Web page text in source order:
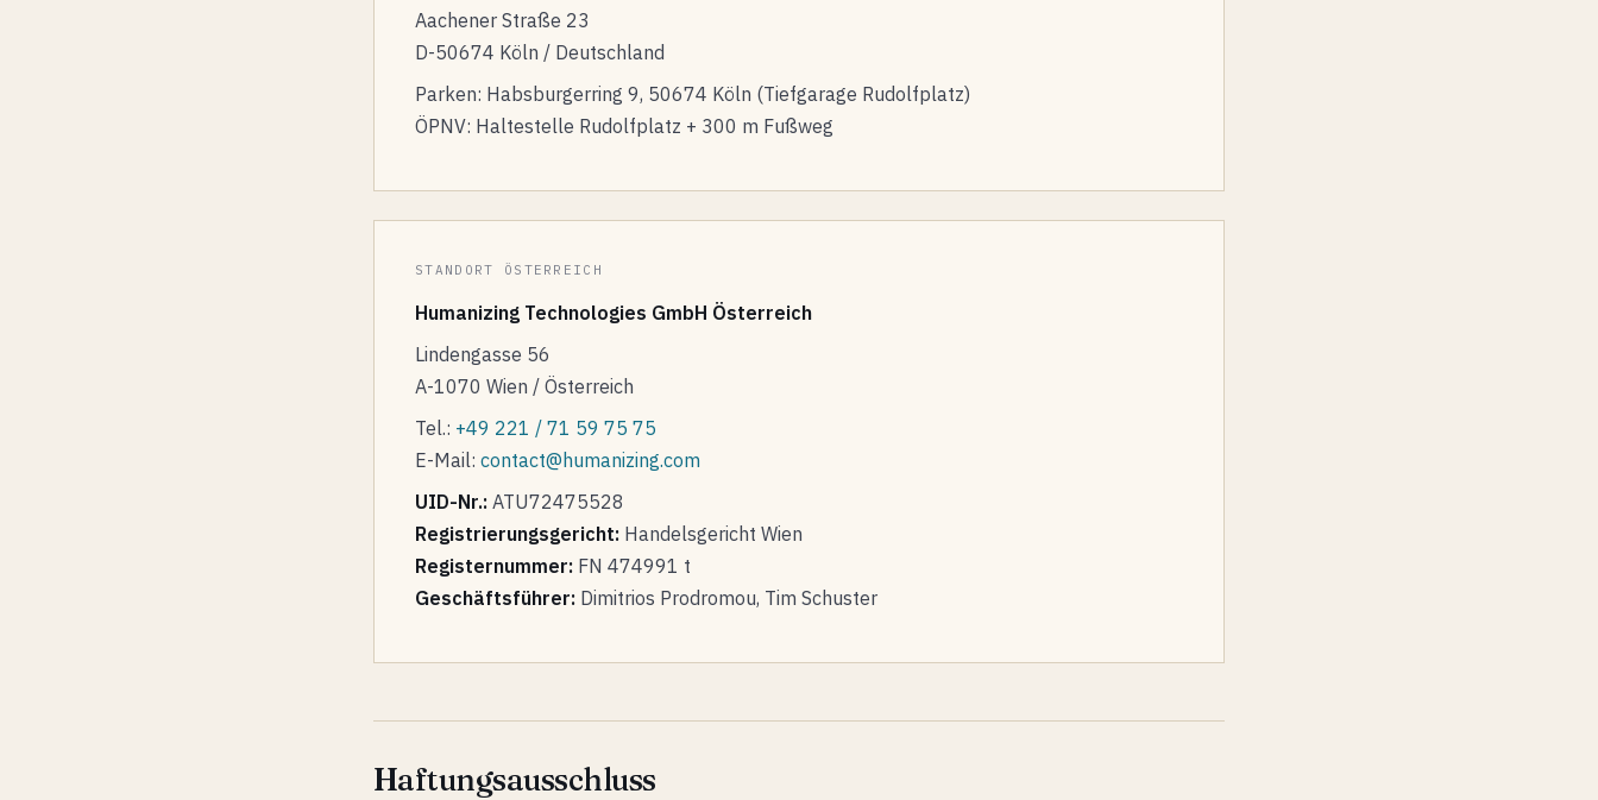
Aachener Straße 23
D-50674 Köln / Deutschland
Parken: Habsburgerring 9, 50674 Köln (Tiefgarage Rudolfplatz)
ÖPNV: Haltestelle Rudolfplatz + 300 m Fußweg
STANDORT ÖSTERREICH
Humanizing Technologies GmbH Österreich
Lindengasse 56
A-1070 Wien / Österreich
Tel.: +49 221 / 71 59 75 75
E-Mail: contact@humanizing.com
UID-Nr.: ATU72475528
Registrierungsgericht: Handelsgericht Wien
Registernummer: FN 474991 t
Geschäftsführer: Dimitrios Prodromou, Tim Schuster
Haftungsausschluss